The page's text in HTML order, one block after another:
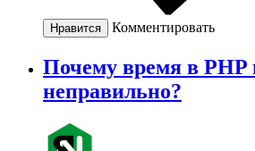
Нравится Комментировать
Почему время в PHP
неправильно?